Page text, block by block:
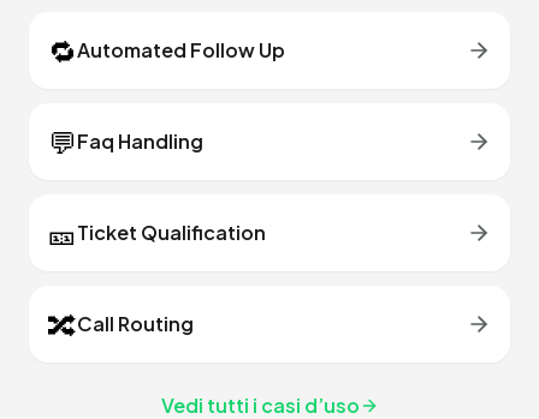
🔁Automated Follow Up
💬Faq Handling
🎫Ticket Qualification
🔀Call Routing
Vedi tutti i casi d’uso